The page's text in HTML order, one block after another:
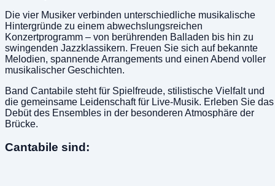
Die vier Musiker verbinden unterschiedliche musikalische
Hintergründe zu einem abwechslungsreichen
Konzertprogramm – von berührenden Balladen bis hin zu
swingenden Jazzklassikern. Freuen Sie sich auf bekannte
Melodien, spannende Arrangements und einen Abend voller
musikalischer Geschichten.
Band Cantabile steht für Spielfreude, stilistische Vielfalt und
die gemeinsame Leidenschaft für Live-Musik. Erleben Sie das
Debüt des Ensembles in der besonderen Atmosphäre der
Brücke.
Cantabile sind: